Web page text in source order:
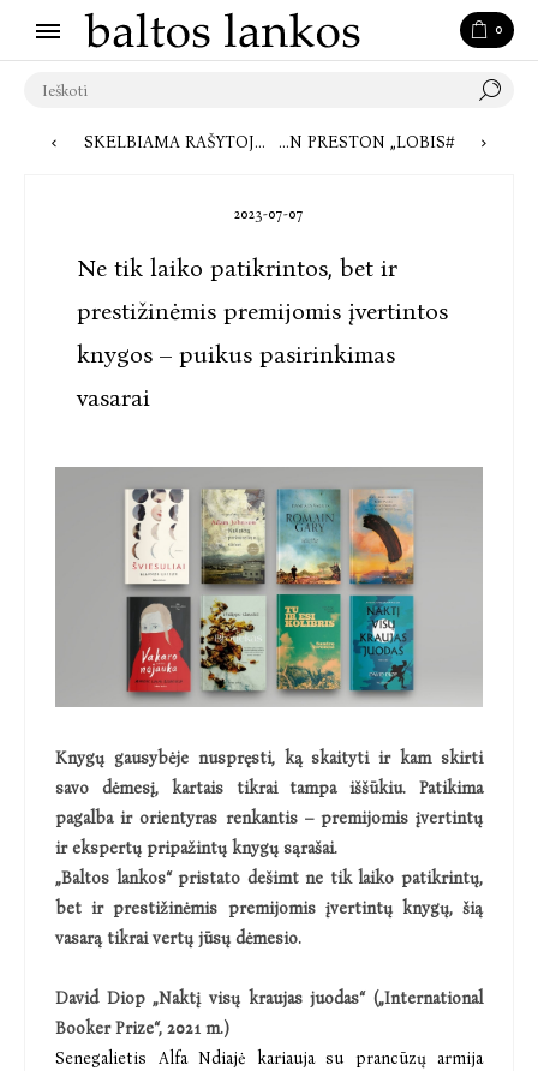
0
SKELBIAMA RAŠYTOJOS K. SABALIAUSKAITĖS VARDO RAŠINIO KONKURSO TEMA: KVIES PASISAKYTI APIE LITERATŪROS PAMOKAS #BALTOSLANKOSSKAITO: JOHN PRESTON „LOBIS“
2023-07-07
Ne tik laiko patikrintos, bet ir
prestižinėmis premijomis įvertintos
knygos – puikus pasirinkimas
vasarai
Knygų gausybėje nuspręsti, ką skaityti ir kam skirti
savo dėmesį, kartais tikrai tampa iššūkiu. Patikima
pagalba ir orientyras renkantis – premijomis įvertintų
ir ekspertų pripažintų knygų sąrašai.
„Baltos lankos“ pristato dešimt ne tik laiko patikrintų,
bet ir prestižinėmis premijomis įvertintų knygų, šią
vasarą tikrai vertų jūsų dėmesio.
David Diop „Naktį visų kraujas juodas“ („International
Booker Prize“, 2021 m.)
Senegalietis Alfa Ndiajė kariauja su prancūzų armija